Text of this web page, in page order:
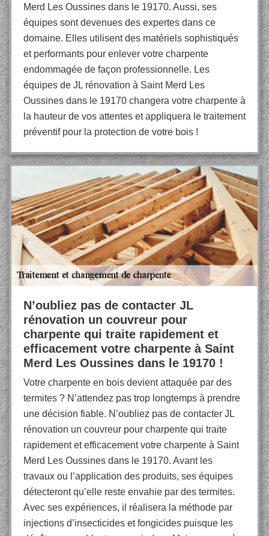
Merd Les Oussines dans le 19170. Aussi, ses
équipes sont devenues des expertes dans ce
domaine. Elles utilisent des matériels sophistiqués
et performants pour enlever votre charpente
endommagée de façon professionnelle. Les
équipes de JL rénovation à Saint Merd Les
Oussines dans le 19170 changera votre charpente à
la hauteur de vos attentes et appliquera le traitement
préventif pour la protection de votre bois !
N’oubliez pas de contacter JL
rénovation un couvreur pour
charpente qui traite rapidement et
efficacement votre charpente à Saint
Merd Les Oussines dans le 19170 !
Votre charpente en bois devient attaquée par des
termites ? N’attendez pas trop longtemps à prendre
une décision fiable. N’oubliez pas de contacter JL
rénovation un couvreur pour charpente qui traite
rapidement et efficacement votre charpente à Saint
Merd Les Oussines dans le 19170. Avant les
travaux ou l’application des produits, ses équipes
détecteront qu’elle reste envahie par des termites.
Avec ses expériences, il réalisera la méthode par
injections d’insecticides et fongicides puisque les